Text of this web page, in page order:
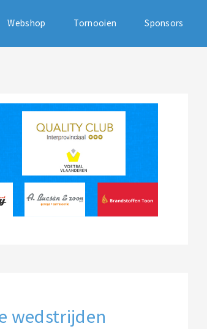
Webshop Tornooien Sponsors
wedstrijden